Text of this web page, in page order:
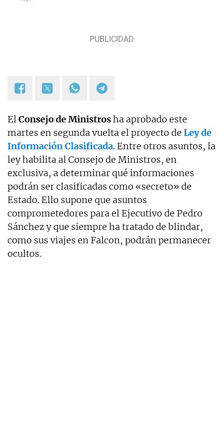
ElConsejo de Ministrosha aprobado este
martes en segunda vuelta el proyecto de Ley de
Información Clasificada. Entre otros asuntos, la
ley habilita al Consejo de Ministros, en
exclusiva, a determinar qué informaciones
podrán ser clasificadas como «secreto» de
Estado. Ello supone que asuntos
comprometedores para el Ejecutivo de Pedro
Sánchez y que siempre ha tratado de blindar,
como sus viajes en Falcon, podrán permanecer
ocultos.